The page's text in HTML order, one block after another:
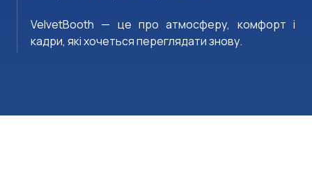
VelvetBooth — це про атмосферу, комфорт і
кадри, які хочеться переглядати знову.